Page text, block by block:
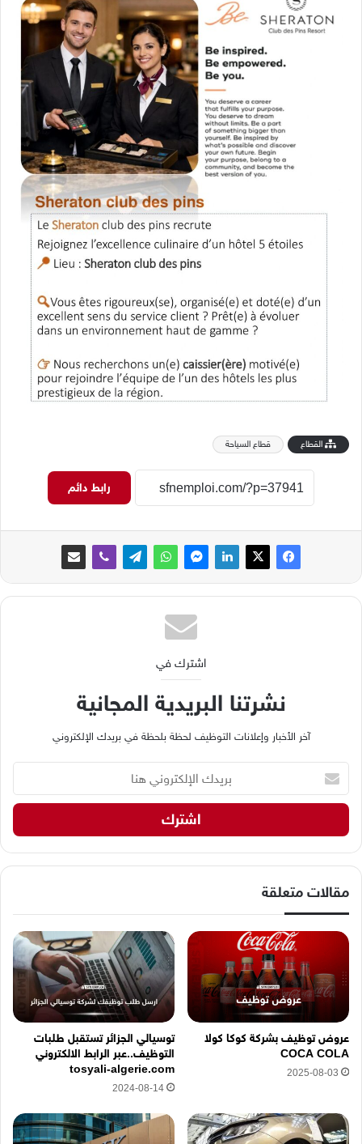
القطاع قطاع السياحة
رابط دائم
اشترك في
نشرتنا البريدية المجانية
آخر الأخبار وإعلانات التوظيف لحظة بلحظة في بريدك الإلكتروني
ي
ك
ا
إ
ت
و
ي
ه
ن
ا
مقالات متعلقة
عروض توظيف بشركة كوكا كولا
COCA COLA
2025-08-03
توسيالي الجزائر تستقبل طلبات
التوظيف..عبر الرابط الالكتروني
tosyali-algerie.com
2024-08-14